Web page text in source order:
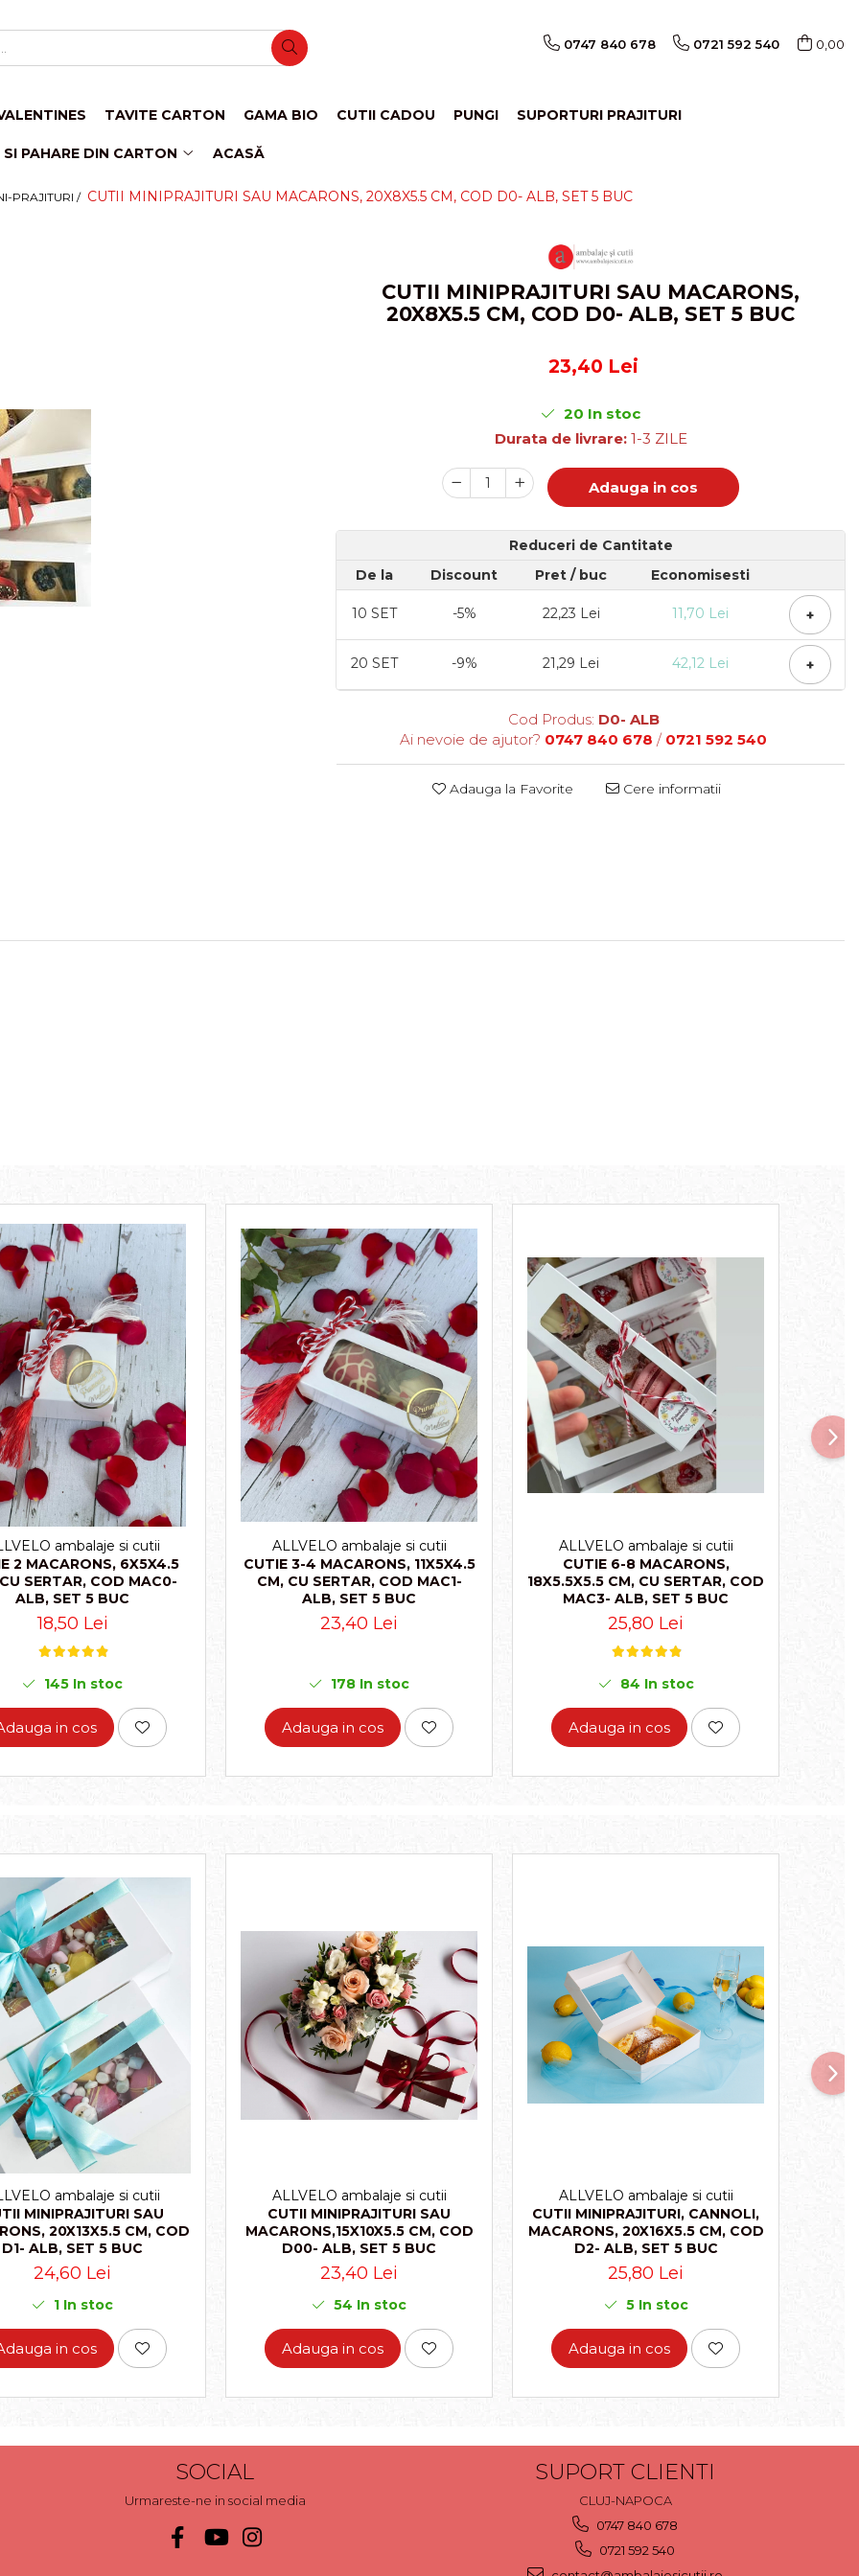
0747 840 678 0721 592 540 0,00
TAVITE CARTON GAMA BIO CUTII CADOU PUNGI SUPORTURI PRAJITURI
PAHARE DIN CARTON ACASĂ
PRAJITURI / CUTII MINIPRAJITURI SAU MACARONS, 20X8X5.5 CM, COD D0- ALB, SET 5 BUC
CUTII MINIPRAJITURI SAU MACARONS,
20X8X5.5 CM, COD D0- ALB, SET 5 BUC
23,40 Lei
20 In stoc
Durata de livrare:1-3 ZILE
Adauga in cos
Reduceri de Cantitate
De la
Discount Pret / buc Economisesti
10 SET -5% 22,23 Lei 11,70 Lei +
20 SET -9% 21,29 Lei 42,12 Lei +
Cod Produs: D0- ALB
Ai nevoie de ajutor? 0747 840 678 / 0721 592 540
Adauga la Favorite Cere informatii
ambalaje si cutii
2 MACARONS, 6X5X4.5
SERTAR, COD MAC0-
ALB, SET 5 BUC
18,50 Lei
145 In stoc
in cos
ALLVELO ambalaje si cutii
CUTIE 3-4 MACARONS, 11X5X4.5
CM, CU SERTAR, COD MAC1-
ALB, SET 5 BUC
23,40 Lei
178 In stoc
Adauga in cos
ALLVELO ambalaje si cutii
CUTIE 6-8 MACARONS,
18X5.5X5.5 CM, CU SERTAR, COD
MAC3- ALB, SET 5 BUC
25,80 Lei
84 In stoc
Adauga in cos
ambalaje si cutii
MINIPRAJITURI SAU
20X13X5.5 CM, COD
D1- ALB, SET 5 BUC
24,60 Lei
1 In stoc
in cos
ALLVELO ambalaje si cutii
CUTII MINIPRAJITURI SAU
MACARONS,15X10X5.5 CM, COD
D00- ALB, SET 5 BUC
23,40 Lei
54 In stoc
Adauga in cos
ALLVELO ambalaje si cutii
CUTII MINIPRAJITURI, CANNOLI,
MACARONS, 20X16X5.5 CM, COD
D2- ALB, SET 5 BUC
25,80 Lei
5In stoc
Adauga in cos
SOCIAL
Urmareste-ne in social media
SUPORT CLIENTI
CLUJ-NAPOCA
0747 840 678
0721 592 540